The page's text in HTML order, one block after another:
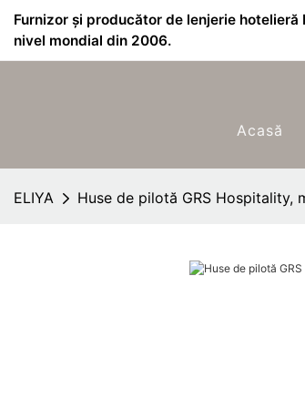
Furnizor și producător de lenjerie
nivel mondial din 2006.
Acasă
ELIYA Huse de pilotă GRS Hospitality,